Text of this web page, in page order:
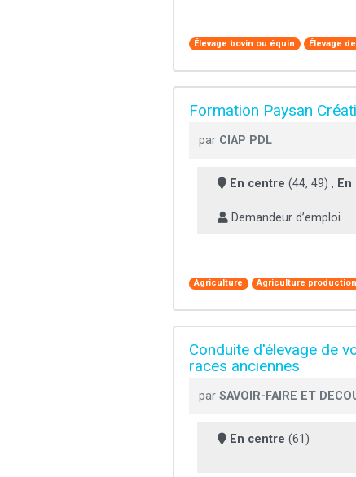
Élevage bovin ou équin Élevage
Formation Paysan
par CIAP PDL
En centre (44, 49) ,
Demandeur d’emploi
Agriculture Agriculture
Conduite d'élevage de
races anciennes
par SAVOIR-FAIRE ET
En centre (61)